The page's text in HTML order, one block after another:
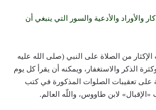
والأوراد والأدعية والسور التي ينبغي أن
من الصلاة على النبي (صلى الله عليه
الذكر والاستغفار، ويمكنه أن يقرأ كل يوم
تعقيبات الصلوات المذكورة في كتب
«الإقبال» لابن طاووس، واللّه العالم.